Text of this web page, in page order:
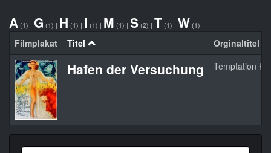
A (1) | G (1) | H (1) | I (1) | M (1) | S (2) | T (1) | W (1)
Filmplakat Titel Orginaltitel
Hafen der Versuchung Temptation